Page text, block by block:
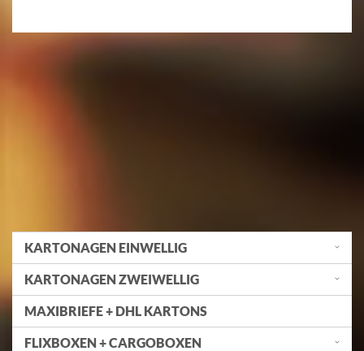
KARTONAGEN EINWELLIG
KARTONAGEN ZWEIWELLIG
MAXIBRIEFE + DHL KARTONS
FLIXBOXEN + CARGOBOXEN